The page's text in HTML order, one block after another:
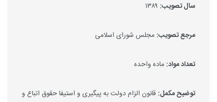
سال تصویب: ۱۳۸۹
مرجع تصویب: مجلس شورای اسلامی
تعداد مواد: ماده واحده
توضیح مکمل: قانون الزام دولت به پیگیری و استیفا حقوق اتباع و